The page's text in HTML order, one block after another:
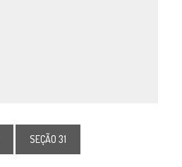
SEÇÃO 31